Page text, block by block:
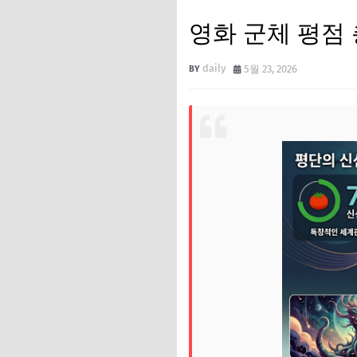
영화 군체 평점
daily 5월 23, 2026